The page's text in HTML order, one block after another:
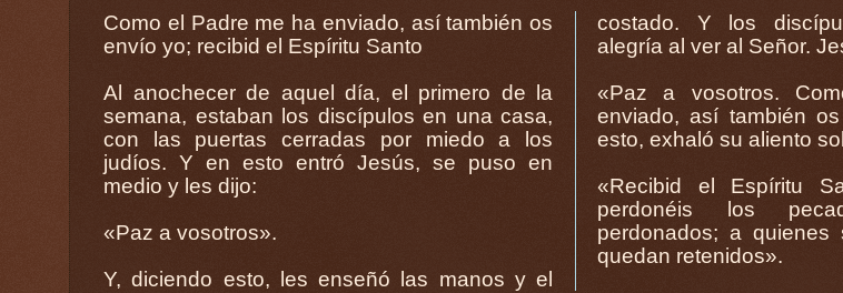
Como el Padre me ha enviado, así también os
envío yo; recibid el Espíritu Santo
Al anochecer de aquel día, el primero de la
semana, estaban los discípulos en una casa,
con las puertas cerradas por miedo a los
judíos. Y en esto entró Jesús, se puso en
medio y les dijo:
«Paz a vosotros».
Y, diciendo esto, les enseñó las manos y el
costado. Y los
alegría al ver al Señor.
«Paz a vosotros.
enviado, así también
esto, exhaló su aliento
«Recibid el Espíritu
perdonéis los
perdonados; a quienes
quedan retenidos».